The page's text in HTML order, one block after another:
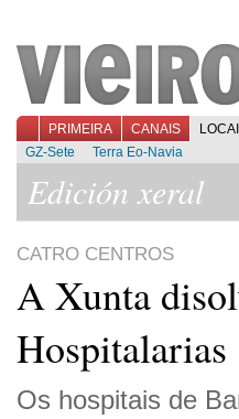
PRIMEIRA CANAIS
GZ-Sete
Terra Eo-Navia
Edición xeral
CATRO CENTROS
A Xunta
Hospitalarias
Os hospitais de